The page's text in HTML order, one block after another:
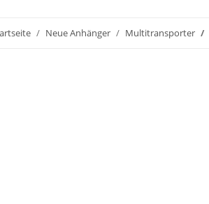
Neue Anhänger Multitransporter